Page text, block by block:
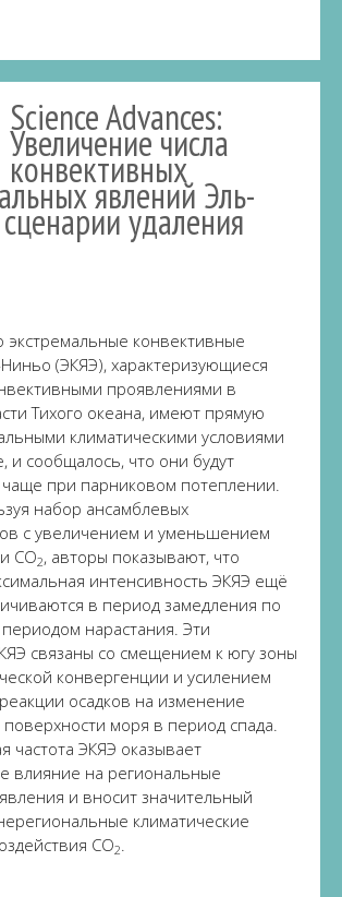
Science Advances:
Увеличение числа
конвективных
явлений Эль-
удаления
экстремальные конвективные
(ЭКЯЭ), характеризующиеся
проявлениями в
Тихого океана, имеют прямую
климатическими условиями
и сообщалось, что они будут
чаще при парниковом потеплении.
набор ансамблевых
с увеличением и уменьшением
CO2, авторы показывают, что
интенсивность ЭКЯЭ ещё
в период замедления по
нарастания. Эти
связаны со смещением к югу зоны
конвергенции и усилением
осадков на изменение
моря в период спада.
частота ЭКЯЭ оказывает
влияние на региональные
и вносит значительный
климатические
CO2.